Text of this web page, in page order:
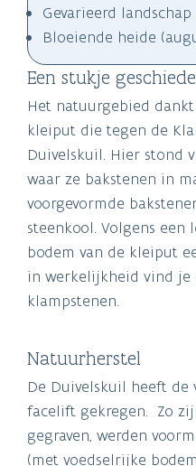
Gevarieerd landschap
Bloeiende heide
Een stukje
Het natuurgebied
kleiput die tegen de
Duivelskuil. Hier stond
waar ze bakstenen in
voorgevormde
steenkool. Volgens
bodem van de kleiput
in werkelijkheid vind je
klampstenen.
Natuurherstel
De Duivelskuil heeft
facelift gekregen. Zo
gegraven, werden
(met voedselrijke